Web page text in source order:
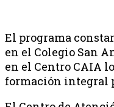
El programa
en el Colegio San
en el Centro CAIA
formación integral